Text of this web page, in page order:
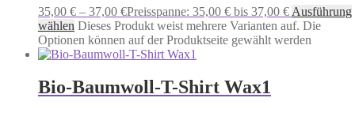
35,00 € – 37,00 €Preisspanne: 35,00 € bis 37,00 € Ausführung
wählen Dieses Produkt weist mehrere Varianten auf. Die
Optionen können auf der Produktseite gewählt werden
Bio-Baumwoll-T-Shirt Wax1